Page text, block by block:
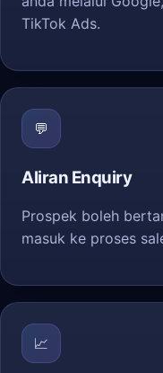
TikTok Ads.
💬
Aliran Enquiry
Prospek boleh
masuk ke proses
📈